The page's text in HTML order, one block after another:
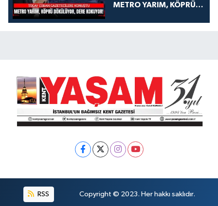
METRO YARIM, KÖPRÜ
KOKUYOR!
RSS Copyright © 2023. Her hakkı saklıdır.